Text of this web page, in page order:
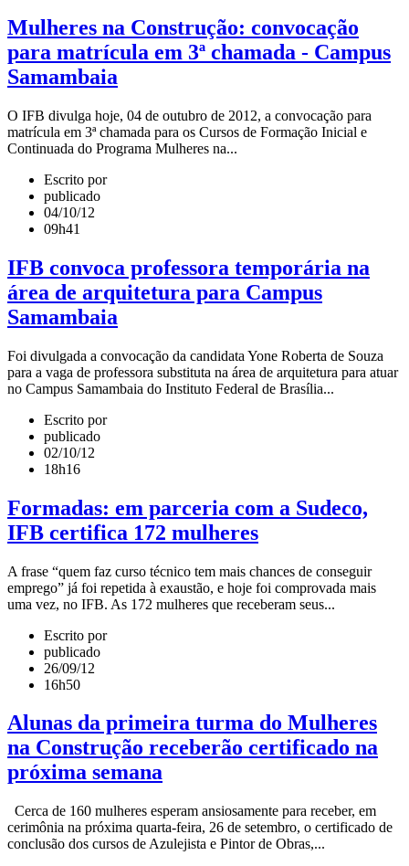
Mulheres na Construção: convocação
para matrícula em 3ª chamada - Campus
Samambaia
O IFB divulga hoje, 04 de outubro de 2012, a convocação para
matrícula em 3ª chamada para os Cursos de Formação Inicial e
Continuada do Programa Mulheres na...
Escrito por
publicado
04/10/12
09h41
IFB convoca professora temporária na
área de arquitetura para Campus
Samambaia
Foi divulgada a convocação da candidata Yone Roberta de Souza
para a vaga de professora substituta na área de arquitetura para atuar
no Campus Samambaia do Instituto Federal de Brasília...
Escrito por
publicado
02/10/12
18h16
Formadas: em parceria com a Sudeco,
IFB certifica 172 mulheres
A frase “quem faz curso técnico tem mais chances de conseguir
emprego” já foi repetida à exaustão, e hoje foi comprovada mais
uma vez, no IFB. As 172 mulheres que receberam seus...
Escrito por
publicado
26/09/12
16h50
Alunas da primeira turma do Mulheres
na Construção receberão certificado na
próxima semana
Cerca de 160 mulheres esperam ansiosamente para receber, em
cerimônia na próxima quarta-feira, 26 de setembro, o certificado de
conclusão dos cursos de Azulejista e Pintor de Obras,...